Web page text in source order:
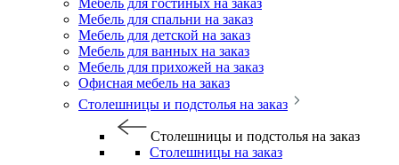
Мебель для гостиных на заказ
Мебель для спальни на заказ
Мебель для детской на заказ
Мебель для ванных на заказ
Мебель для прихожей на заказ
Офисная мебель на заказ
Столешницы и подстолья на заказ
Столешницы и подстолья на заказ
Столешницы на заказ